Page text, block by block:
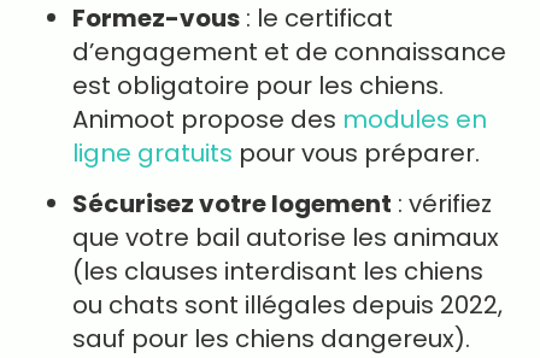
Formez-vous : le certificat
d’engagement et de connaissance
est obligatoire pour les chiens.
Animoot propose des modules en
ligne gratuits pour vous préparer.
Sécurisez votre logement : vérifiez
que votre bail autorise les animaux
(les clauses interdisant les chiens
ou chats sont illégales depuis 2022,
sauf pour les chiens dangereux).